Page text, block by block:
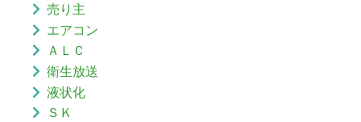
売り主
エアコン
ＡＬＣ
衛生放送
液状化
ＳＫ